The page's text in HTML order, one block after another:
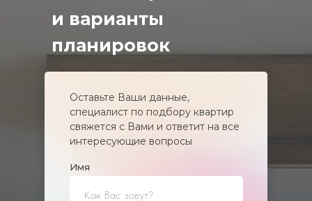
и варианты
планировок
Имя
Оставьте Ваши данные,
специалист по подбору квартир
свяжется с Вами и ответит на все
интересующие вопросы